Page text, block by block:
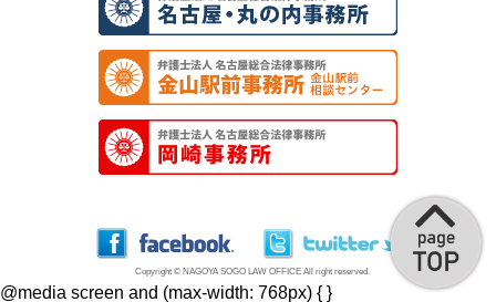
Copyright © NAGOYA SOGO LAW OFFICE All right reserved.
@media screen and (max-width: 768px) { }